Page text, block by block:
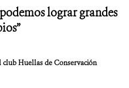
lograr grandes
Huellas de Conservación